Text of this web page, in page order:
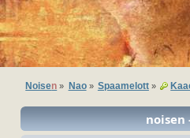
Noisen » Nao» Spaamelott»
noisen